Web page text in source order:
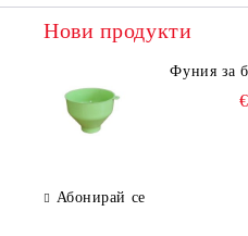
Нови продукти
Фуния за
Абонирай се